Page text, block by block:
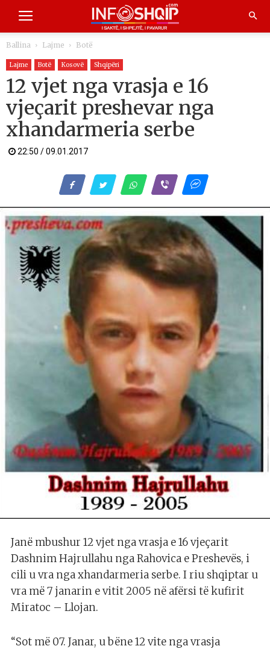
Ballina Lajme Botë
Lajme Botë Kosovë Shqipëri
12 vjet nga vrasja e 16
vjeçarit preshevar nga
xhandarmeria serbe
22:50 / 09.01.2017
Janë mbushur 12 vjet nga vrasja e 16 vjeçarit
Dashnim Hajrullahu nga Rahovica e Preshevës, i
cili u vra nga xhandarmeria serbe. I riu shqiptar u
vra më 7 janarin e vitit 2005 në afërsi të kufirit
Miratoc – Llojan.
“Sot më 07. Janar, u bëne 12 vite nga vrasja